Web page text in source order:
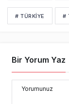
Adınız
YORUM GÖNDER